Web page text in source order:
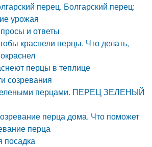
перец. Болгарский перец:
урожая
и ответы
краснели перцы. Что делать,
перцы в теплице
созревания
перцами. ПЕРЕЦ ЗЕЛЕНЫЙ
перца дома. Что поможет
перца
посадка